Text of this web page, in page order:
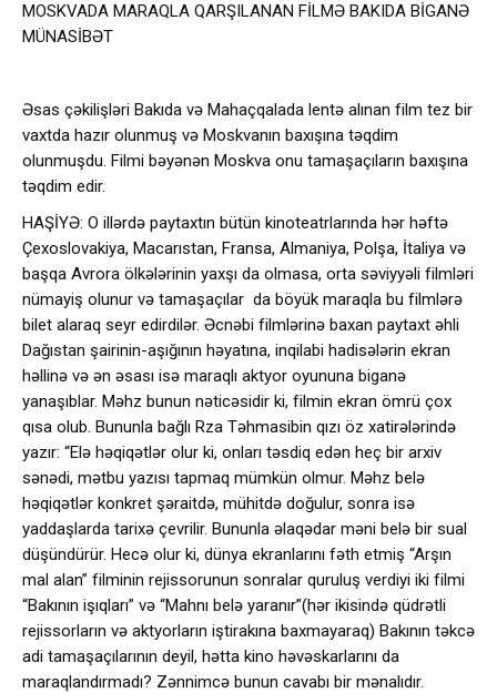
MOSKVADA MARAQLA QARŞILANAN FİLMƏ BAKIDA BİGANƏ
MÜNASİBƏT
Əsas çəkilişləri Bakıda və Mahaçqalada lentə alınan film tez bir
vaxtda hazır olunmuş və Moskvanın baxışına təqdim
olunmuşdu. Filmi bəyənən Moskva onu tamaşaçıların baxışına
təqdim edir.
HAŞİYƏ: O illərdə paytaxtın bütün kinoteatrlarında hər həftə
Çexoslovakiya, Macarıstan, Fransa, Almaniya, Polşa, İtaliya və
başqa Avrora ölkələrinin yaxşı da olmasa, orta səviyyəli filmləri
nümayiş olunur və tamaşaçılar da böyük maraqla bu filmlərə
bilet alaraq seyr edirdilər. Əcnəbi filmlərinə baxan paytaxt əhli
Dağıstan şairinin-aşığının həyatına, inqilabi hadisələrin ekran
həllinə və ən əsası isə maraqlı aktyor oyununa biganə
yanaşıblar. Məhz bunun nəticəsidir ki, filmin ekran ömrü çox
qısa olub. Bununla bağlı Rza Təhmasibin qızı öz xatirələrində
yazır: “Elə həqiqətlər olur ki, onları təsdiq edən heç bir arxiv
sənədi, mətbu yazısı tapmaq mümkün olmur. Məhz belə
həqiqətlər konkret şəraitdə, mühitdə doğulur, sonra isə
yaddaşlarda tarixə çevrilir. Bununla əlaqədar məni belə bir sual
düşündürür. Hecə olur ki, dünya ekranlarını fəth etmiş “Arşın
mal alan” filminin rejissorunun sonralar quruluş verdiyi iki filmi
“Bakının işıqları” və “Mahnı belə yaranır”(hər ikisində qüdrətli
rejissorların və aktyorların iştirakına baxmayaraq) Bakının təkcə
adi tamaşaçılarının deyil, hətta kino həvəskarlarını da
maraqlandırmadı? Zənnimcə bunun cavabı bir mənalıdır.